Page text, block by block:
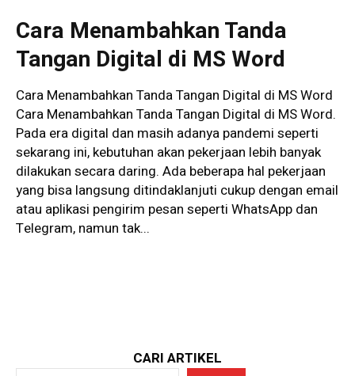
Cara Menambahkan Tanda
Tangan Digital di MS Word
Cara Menambahkan Tanda Tangan Digital di MS Word
Cara Menambahkan Tanda Tangan Digital di MS Word.
Pada era digital dan masih adanya pandemi seperti
sekarang ini, kebutuhan akan pekerjaan lebih banyak
dilakukan secara daring. Ada beberapa hal pekerjaan
yang bisa langsung ditindaklanjuti cukup dengan email
atau aplikasi pengirim pesan seperti WhatsApp dan
Telegram, namun tak...
CARI ARTIKEL